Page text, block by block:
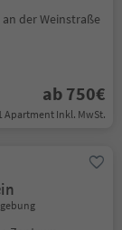
der Weinstraße
ab 750€
Apartment Inkl. MwSt.